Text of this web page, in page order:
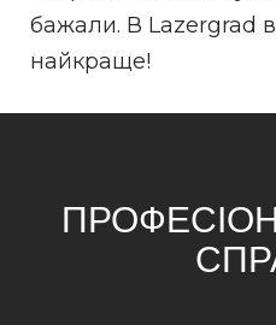
бажали. В Lazergrad
найкраще!